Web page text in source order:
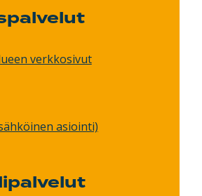
verkkosivut
asiointi)